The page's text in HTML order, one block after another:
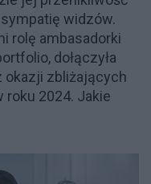
widzów.
rolę ambasadorki
dołączyła
okazji zbliżających
roku 2024. Jakie